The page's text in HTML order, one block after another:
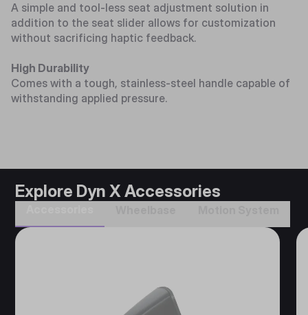
A simple and tool-less seat adjustment solution in
addition to the seat slider allows for customization
without sacrificing haptic feedback.
High Durability
Comes with a tough, stainless-steel handle capable of
withstanding applied pressure.
Explore Dyn X Accessories